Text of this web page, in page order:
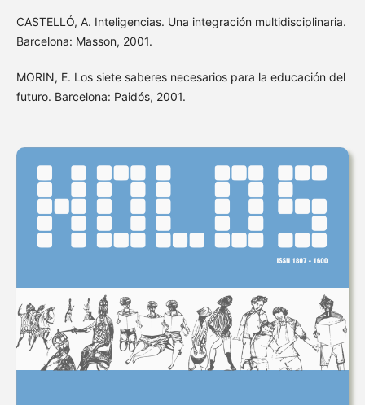
CASTELLÓ, A. Inteligencias. Una integración multidisciplinaria.
Barcelona: Masson, 2001.
MORIN, E. Los siete saberes necesarios para la educación del
futuro. Barcelona: Paidós, 2001.